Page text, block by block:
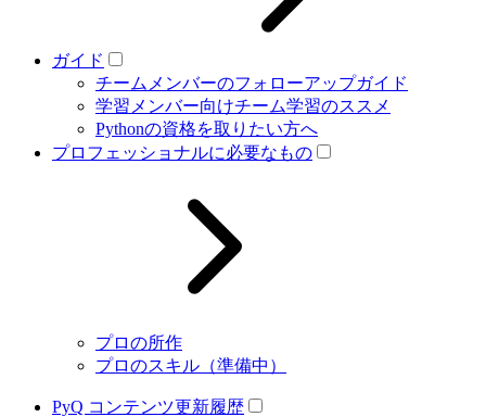
ガイド
チームメンバーのフォローアップガイド
学習メンバー向けチーム学習のススメ
Pythonの資格を取りたい方へ
プロフェッショナルに必要なもの
プロの所作
プロのスキル（準備中）
PyQ コンテンツ更新履歴